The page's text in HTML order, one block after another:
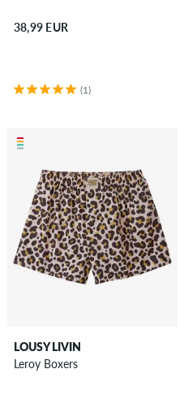
38,99 EUR
(1)
LOUSY LIVIN
Leroy Boxers